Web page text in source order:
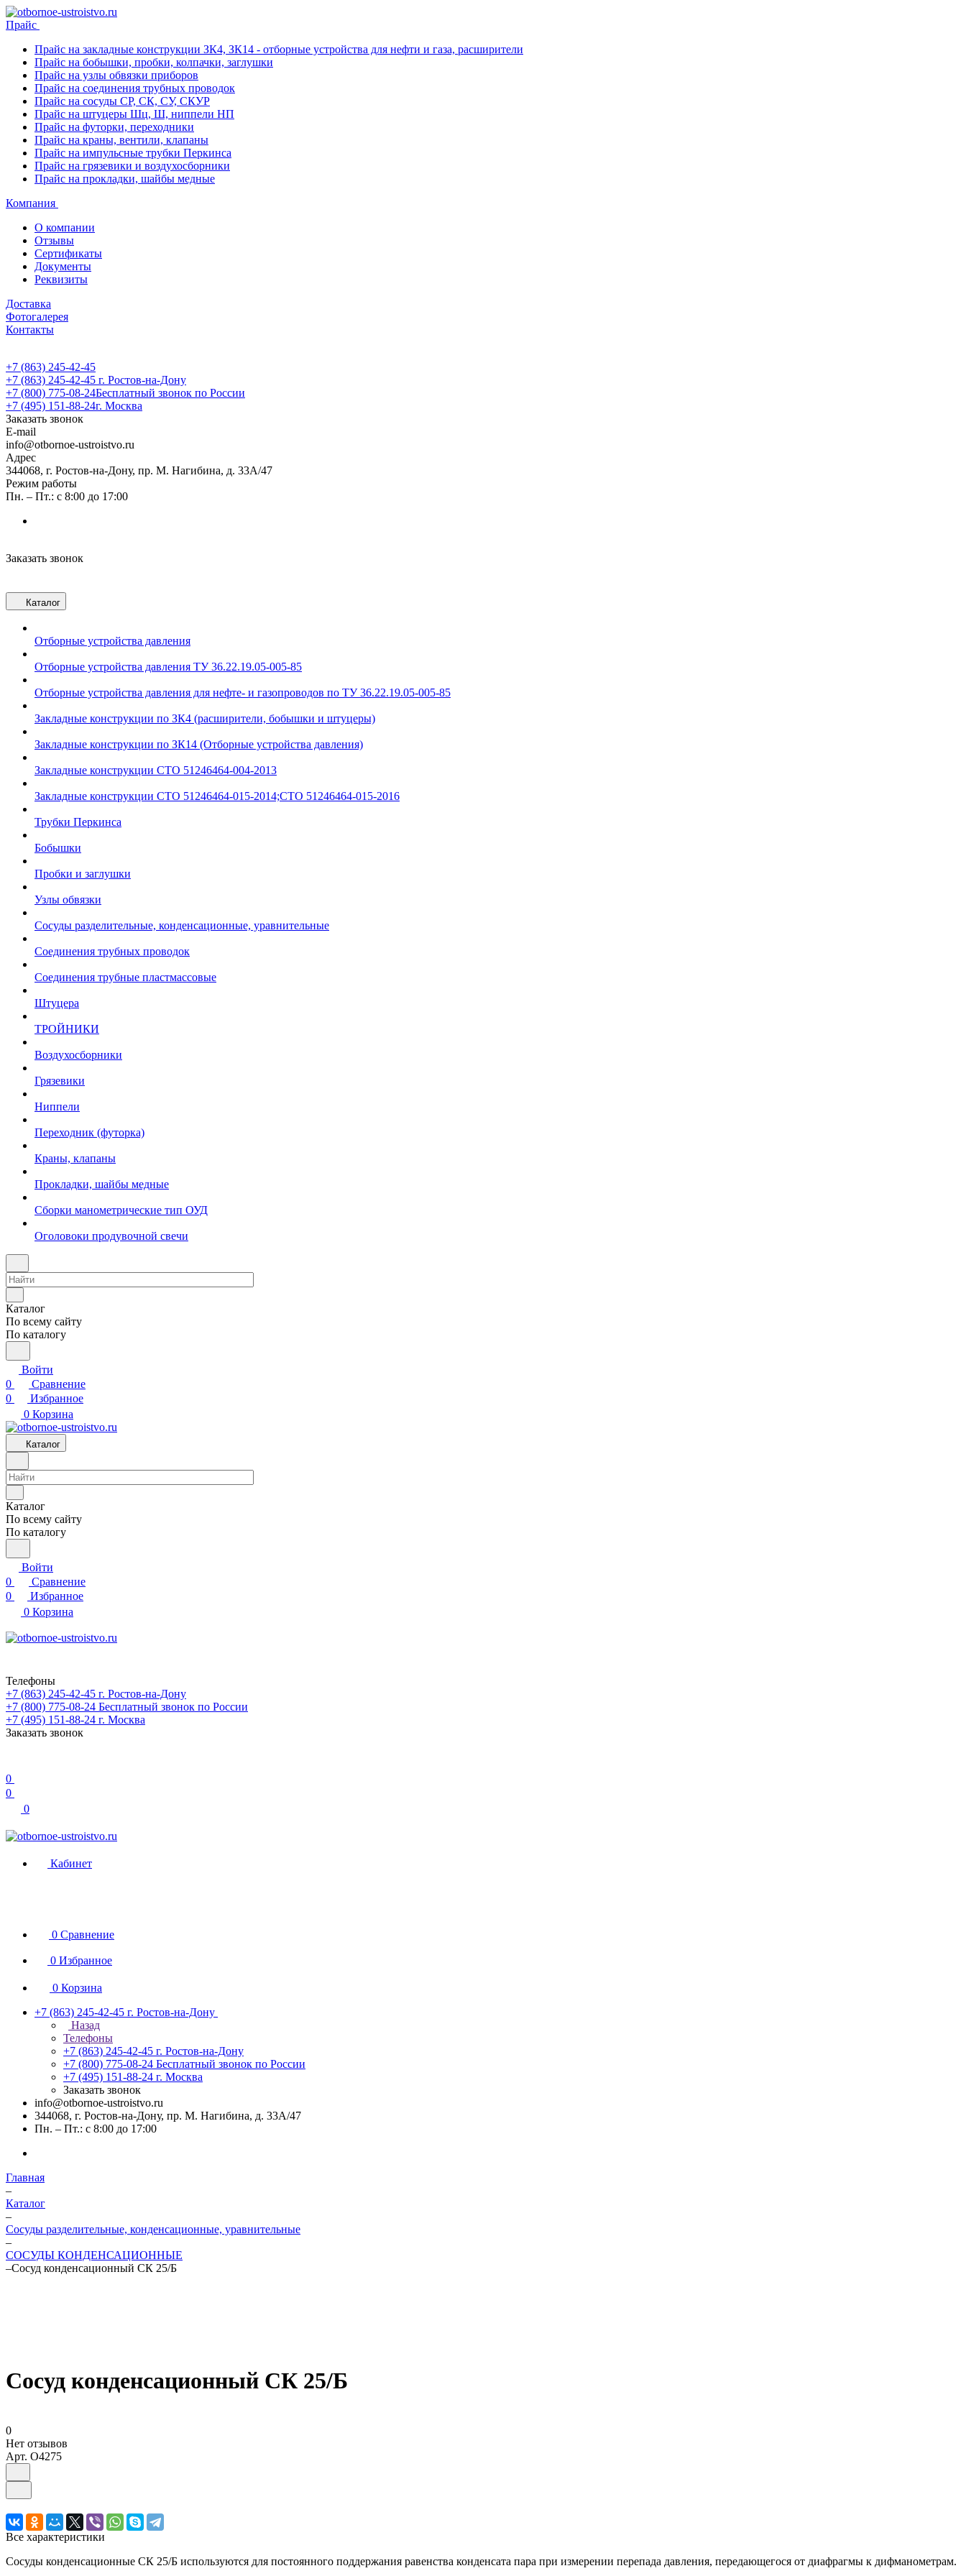
Прайс
Прайс на закладные конструкции ЗК4, ЗК14 - отборные устройства для нефти и газа, расширители
Прайс на бобышки, пробки, колпачки, заглушки
Прайс на узлы обвязки приборов
Прайс на соединения трубных проводок
Прайс на сосуды СР, СК, СУ, СКУР
Прайс на штуцеры Шц, Ш, ниппели НП
Прайс на футорки, переходники
Прайс на краны, вентили, клапаны
Прайс на импульсные трубки Перкинса
Прайс на грязевики и воздухосборники
Прайс на прокладки, шайбы медные
Компания
О компании
Отзывы
Сертификаты
Документы
Реквизиты
Доставка
Фотогалерея
Контакты
+7 (863) 245-42-45
+7 (863) 245-42-45 г. Ростов-на-Дону
+7 (800) 775-08-24Бесплатный звонок по России
+7 (495) 151-88-24г. Москва
Заказать звонок
E-mail
info@otbornoe-ustroistvo.ru
Адрес
344068, г. Ростов-на-Дону, пр. М. Нагибина, д. 33А/47
Режим работы
Пн. – Пт.: с 8:00 до 17:00
Заказать звонок
Каталог
Отборные устройства давления
Отборные устройства давления ТУ 36.22.19.05-005-85
Отборные устройства давления для нефте- и газопроводов по ТУ 36.22.19.05-005-85
Закладные конструкции по ЗК4 (расширители, бобышки и штуцеры)
Закладные конструкции по ЗК14 (Отборные устройства давления)
Закладные конструкции СТО 51246464-004-2013
Закладные конструкции СТО 51246464-015-2014;СТО 51246464-015-2016
Трубки Перкинса
Бобышки
Пробки и заглушки
Узлы обвязки
Сосуды разделительные, конденсационные, уравнительные
Соединения трубных проводок
Соединения трубные пластмассовые
Штуцера
ТРОЙНИКИ
Воздухосборники
Грязевики
Ниппели
Переходник (футорка)
Краны, клапаны
Прокладки, шайбы медные
Сборки манометрические тип ОУД
Оголовоки продувочной свечи
Каталог
По всему сайту
По каталогу
Войти
0
Сравнение
0
Избранное
0 Корзина
Каталог
Каталог
По всему сайту
По каталогу
Войти
0
Сравнение
0
Избранное
0 Корзина
Телефоны
+7 (863) 245-42-45 г. Ростов-на-Дону
+7 (800) 775-08-24 Бесплатный звонок по России
+7 (495) 151-88-24 г. Москва
Заказать звонок
0
0
0
Кабинет
0 Сравнение
0 Избранное
0 Корзина
+7 (863) 245-42-45 г. Ростов-на-Дону
Назад
Телефоны
+7 (863) 245-42-45 г. Ростов-на-Дону
+7 (800) 775-08-24 Бесплатный звонок по России
+7 (495) 151-88-24 г. Москва
Заказать звонок
info@otbornoe-ustroistvo.ru
344068, г. Ростов-на-Дону, пр. М. Нагибина, д. 33А/47
Пн. – Пт.: с 8:00 до 17:00
Главная
–
Каталог
–
Сосуды разделительные, конденсационные, уравнительные
–
СОСУДЫ КОНДЕНСАЦИОННЫЕ
–Сосуд конденсационный СК 25/Б
Сосуд конденсационный СК 25/Б
0
Нет отзывов
Арт. O4275
Все характеристики
Сосуды конденсационные СК 25/Б используются для постоянного поддержания равенства конденсата пара при измерении перепада давления, передающегося от диафрагмы к дифманометрам.